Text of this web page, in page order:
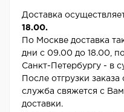
Доставка
18.00.
По Москве доставка
дни с 09.00 до 18.00,
Санкт-Петербургу - в
После отгрузки
служба свяжется с
доставки.